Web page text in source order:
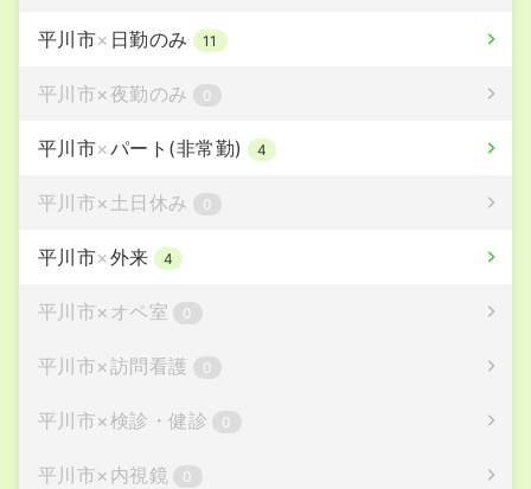
平川市× 日勤のみ 11
平川市× 夜勤のみ 0
平川市×パート(非常勤) 4
平川市× 土日休み 0
平川市×外来 4
平川市× オペ室 0
平川市×訪問看護 0
平川市×検診・健診 0
平川市× 内視鏡 0